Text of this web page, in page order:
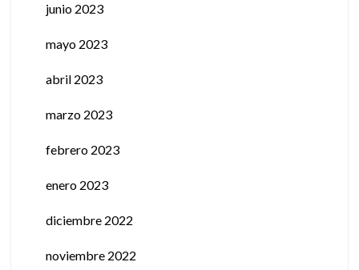
junio 2023
mayo 2023
abril 2023
marzo 2023
febrero 2023
enero 2023
diciembre 2022
noviembre 2022